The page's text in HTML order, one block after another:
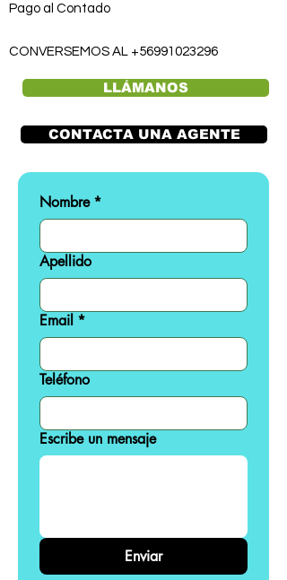
Pago al Contado
CONVERSEMOS AL +56991023296
LLÁMANOS
CONTACTA UNA AGENTE
Nombre *
Apellido
Email *
Teléfono
Escribe un mensaje
Enviar